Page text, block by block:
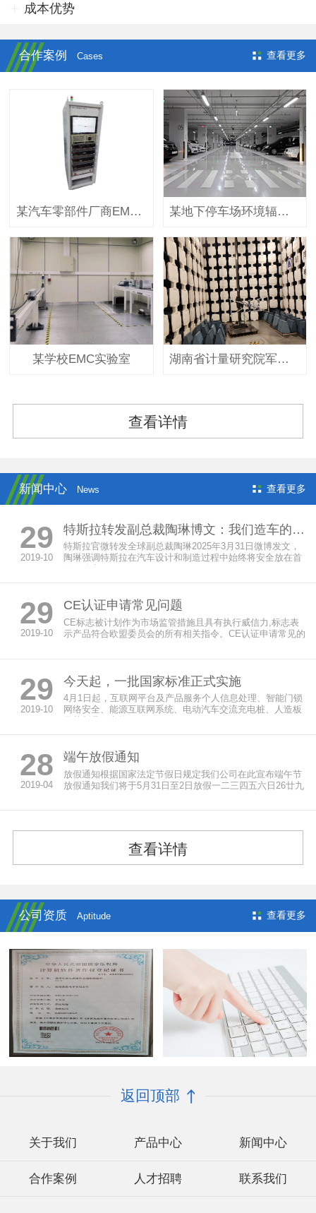
成本优势
合作案例 Cases 查看更多
某汽车零部件厂商EMC实验室 某地下停车场环境辐射监控系统
某学校EMC实验室 湖南省计量研究院军标实验室
查看详情
新闻中心 News 查看更多
29
2019-10
特斯拉转发副总裁陶琳博文：我们造车的首要原则永远是安全
特斯拉官微转发全球副总裁陶琳2025年3月31日微博发文，
陶琳强调特斯拉在汽车设计和制造过程中始终将安全放在首
29
2019-10
CE认证申请常见问题
CE标志被计划作为市场监管措施且具有执行威信力,标志表
示产品符合欧盟委员会的所有相关指令。CE认证申请常见的
29
2019-10
今天起，一批国家标准正式实施
4月1日起，互联网平台及产品服务个人信息处理、智能门锁
网络安全、能源互联网系统、电动汽车交流充电桩、人造板
28
2019-04
端午放假通知
放假通知根据国家法定节假日规定我们公司在此宣布端午节
放假通知我们将于5月31日至2日放假一二三四五六日26廿九
查看详情
公司资质 Aptitude 查看更多
返回顶部
关于我们 产品中心 新闻中心
合作案例 人才招聘 联系我们